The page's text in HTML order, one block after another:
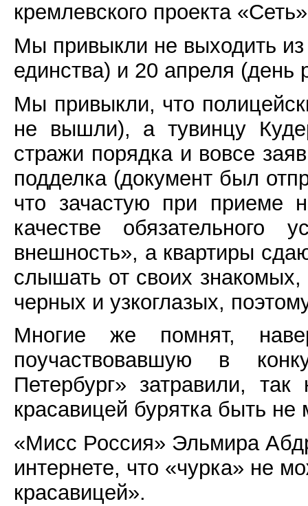
кремлевского проекта
Мы привыкли не выходить
единства) и 20 апреля (день
Мы привыкли, что
не вышли), а тувинцу
стражи порядка и вовсе
подделка (документ был
что зачастую при приеме
качестве обязательного
внешность», а квартиры
слышать от своих
черных и узкоглазых,
Многие же помнят,
поучаствовавшую в
Петербург» затравили,
красавицей бурятка быть не
«Мисс Россия» Эльмира
интернете, что «чурка» не
красавицей».